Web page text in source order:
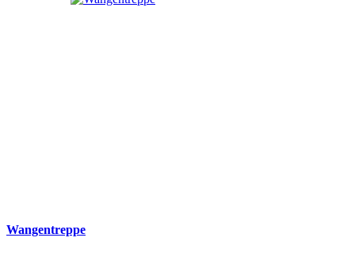
Wangentreppe